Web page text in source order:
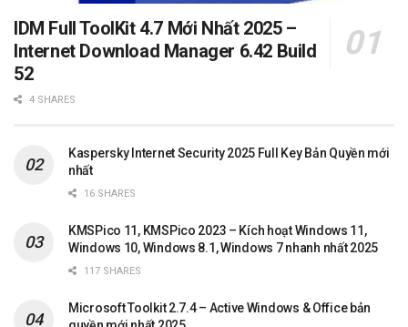
IDM Full ToolKit 4.7 Mới Nhất 2025 –
Internet Download Manager 6.42 Build
52
4 SHARES
Kaspersky Internet Security 2025 Full Key Bản Quyền mới
nhất
16 SHARES
KMSPico 11, KMSPico 2023 – Kích hoạt Windows 11,
Windows 10, Windows 8.1, Windows 7 nhanh nhất 2025
117 SHARES
Microsoft Toolkit 2.7.4 – Active Windows & Office bản